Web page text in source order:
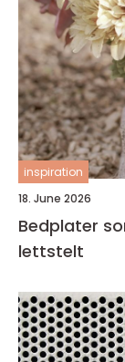
inspiration
18. June 2026
Bedplater
lettstelt